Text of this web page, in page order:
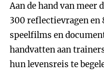
Aan de hand van meer
300 reflectievragen en
speelfilms en
handvatten aan
hun levensreis te